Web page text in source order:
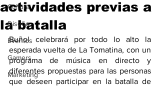
Cultura
Diseño
Eventos
Gamers
Marketing
actividades previas a
la batalla
Buñol celebrará por todo lo alto la
esperada vuelta de La Tomatina, con un
programa de música en directo y
diferentes propuestas para las personas
que deseen participar en la batalla de